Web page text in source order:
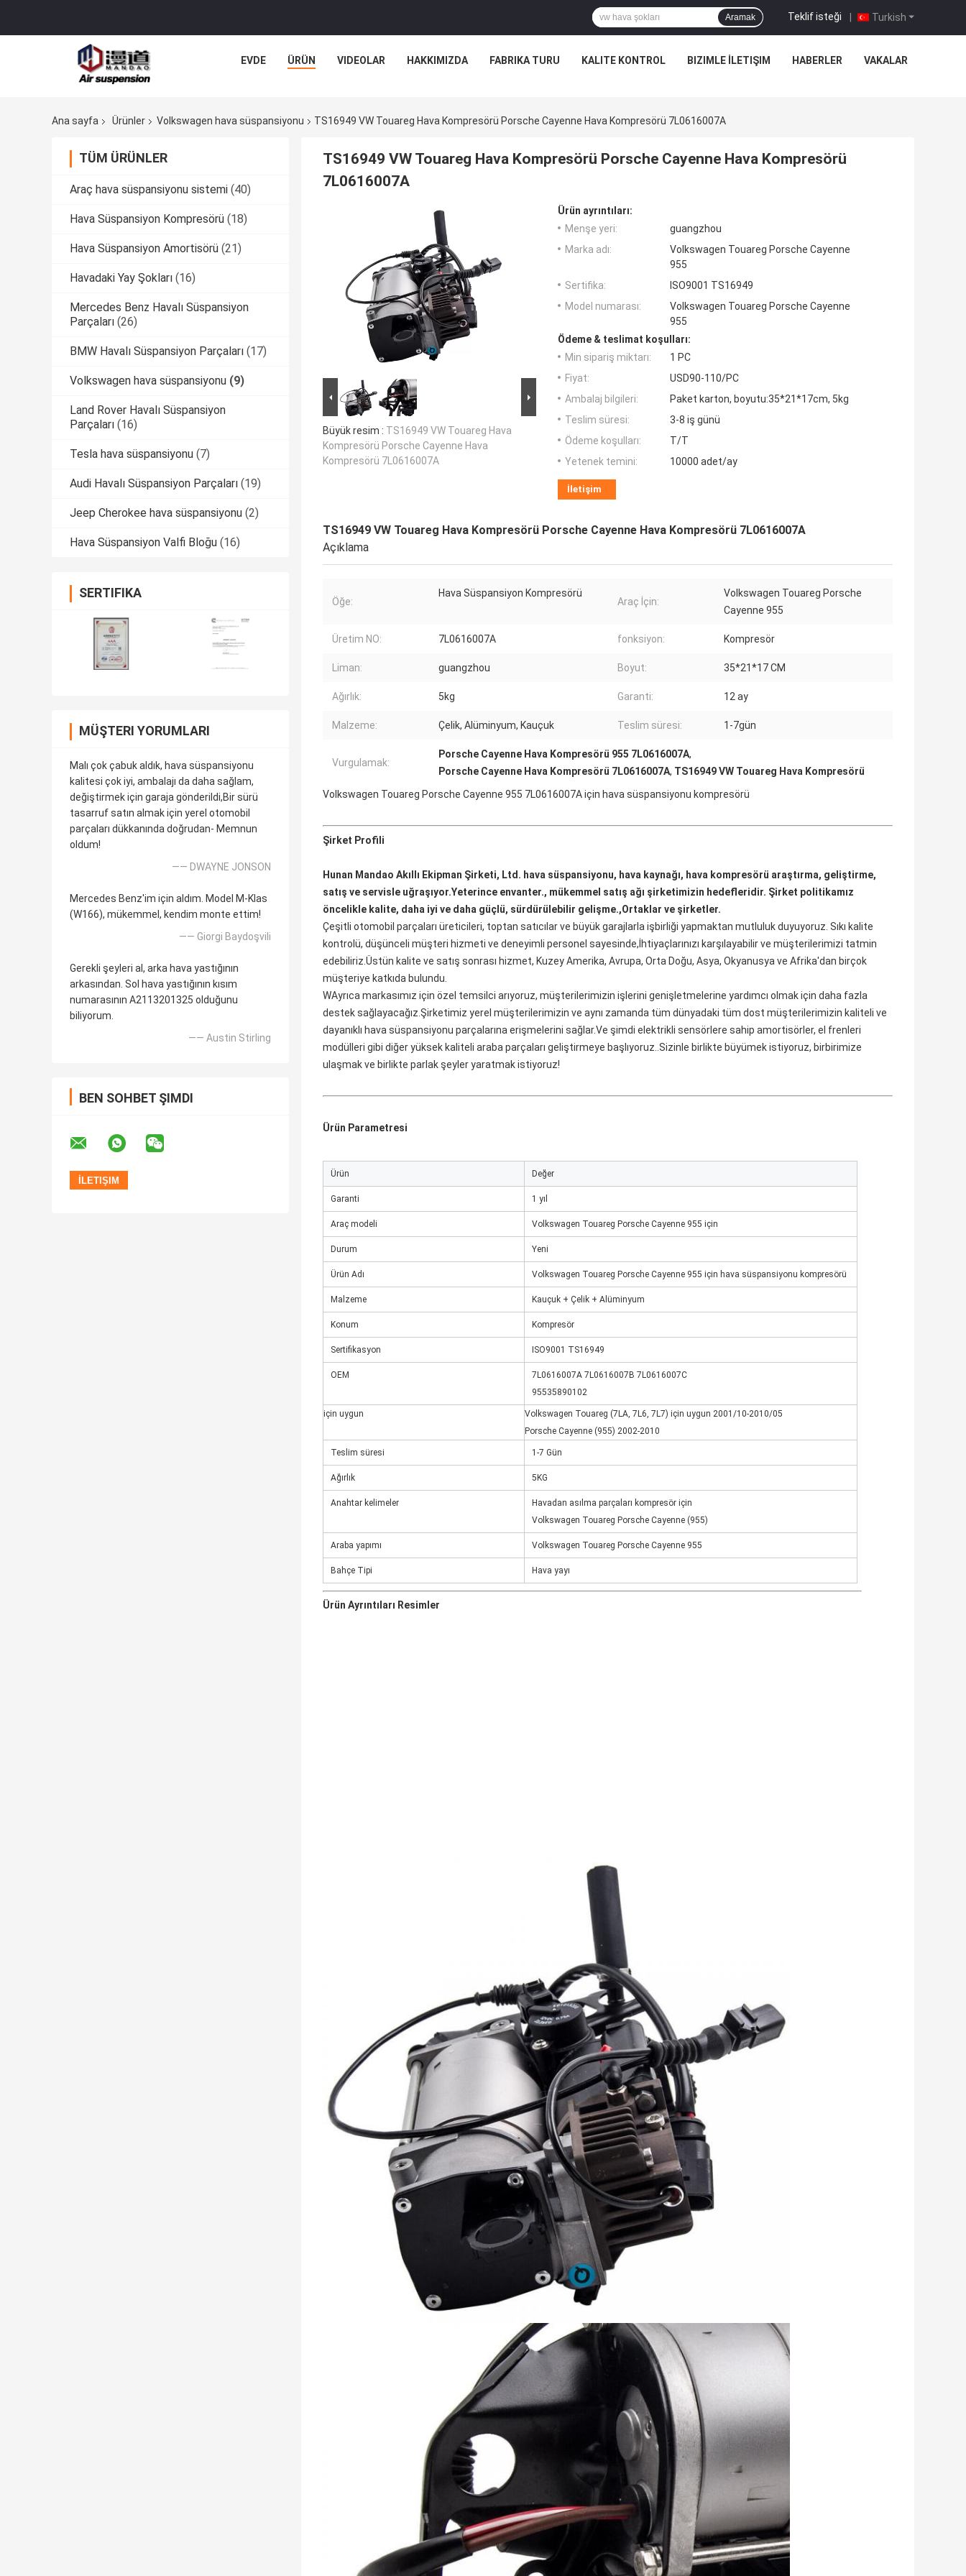
Turkish
Teklif isteği |
Aramak
EVDE ÜRÜN VIDEOLAR HAKKIMIZDA FABRIKA TURU KALITE KONTROL BIZIMLE İLETIŞIM HABERLER VAKALAR
Ana sayfa Ürünler Volkswagen hava süspansiyonu TS16949 VW Touareg Hava Kompresörü Porsche Cayenne Hava Kompresörü 7L0616007A
TÜM ÜRÜNLER
Araç hava süspansiyonu sistemi (40)
Hava Süspansiyon Kompresörü (18)
Hava Süspansiyon Amortisörü (21)
Havadaki Yay Şokları (16)
Mercedes Benz Havalı Süspansiyon
Parçaları (26)
BMW Havalı Süspansiyon Parçaları (17)
Volkswagen hava süspansiyonu (9)
Land Rover Havalı Süspansiyon
Parçaları (16)
Tesla hava süspansiyonu (7)
Audi Havalı Süspansiyon Parçaları (19)
Jeep Cherokee hava süspansiyonu (2)
Hava Süspansiyon Valfi Bloğu (16)
SERTIFIKA
MÜŞTERI YORUMLARI
Malı çok çabuk aldık, hava süspansiyonu
kalitesi çok iyi, ambalajı da daha sağlam,
değiştirmek için garaja gönderildi,Bir sürü
tasarruf satın almak için yerel otomobil
parçaları dükkanında doğrudan- Memnun
oldum!
—— DWAYNE JONSON
Mercedes Benz'im için aldım. Model M-Klas
(W166), mükemmel, kendim monte ettim!
—— Giorgi Baydoşvili
Gerekli şeyleri al, arka hava yastığının
arkasından. Sol hava yastığının kısım
numarasının A2113201325 olduğunu
biliyorum.
—— Austin Stirling
BEN SOHBET ŞIMDI
TS16949 VW Touareg Hava Kompresörü Porsche Cayenne Hava Kompresörü
7L0616007A
Büyük resim : TS16949 VW Touareg Hava
Kompresörü Porsche Cayenne Hava
Kompresörü 7L0616007A
Ürün ayrıntıları:
Menşe yeri:
guangzhou
Marka adı:
Volkswagen Touareg Porsche Cayenne
955
Sertifika:
ISO9001 TS16949
Model numarası:
Volkswagen Touareg Porsche Cayenne
955
Ödeme & teslimat koşulları:
Min sipariş miktarı:
1 PC
Fiyat:
USD90-110/PC
Ambalaj bilgileri:
Paket karton, boyutu:35*21*17cm, 5kg
Teslim süresi:
3-8 iş günü
Ödeme koşulları:
T/T
Yetenek temini:
10000 adet/ay
İletişim
TS16949 VW Touareg Hava Kompresörü Porsche Cayenne Hava Kompresörü 7L0616007A
Açıklama
Öğe:
Hava Süspansiyon Kompresörü
Araç İçin:
Volkswagen Touareg Porsche
Cayenne 955
Üretim NO: 7L0616007A fonksiyon: Kompresör
Liman: guangzhou Boyut: 35*21*17 CM
Ağırlık: 5kg Garanti: 12 ay
Malzeme: Çelik, Alüminyum, Kauçuk Teslim süresi: 1-7gün
Vurgulamak:
Porsche Cayenne Hava Kompresörü 955 7L0616007A,
Porsche Cayenne Hava Kompresörü 7L0616007A, TS16949 VW Touareg Hava Kompresörü
Volkswagen Touareg Porsche Cayenne 955 7L0616007A için hava süspansiyonu kompresörü
Şirket Profili
Hunan Mandao Akıllı Ekipman Şirketi, Ltd. hava süspansiyonu, hava kaynağı, hava kompresörü araştırma, geliştirme,
satış ve servisle uğraşıyor.Yeterince envanter., mükemmel satış ağı şirketimizin hedefleridir. Şirket politikamız
öncelikle kalite, daha iyi ve daha güçlü, sürdürülebilir gelişme.,Ortaklar ve şirketler.
Çeşitli otomobil parçaları üreticileri, toptan satıcılar ve büyük garajlarla işbirliği yapmaktan mutluluk duyuyoruz. Sıkı kalite
kontrolü, düşünceli müşteri hizmeti ve deneyimli personel sayesinde,İhtiyaçlarınızı karşılayabilir ve müşterilerimizi tatmin
edebiliriz.Üstün kalite ve satış sonrası hizmet, Kuzey Amerika, Avrupa, Orta Doğu, Asya, Okyanusya ve Afrika'dan birçok
müşteriye katkıda bulundu.
WAyrıca markasımız için özel temsilci arıyoruz, müşterilerimizin işlerini genişletmelerine yardımcı olmak için daha fazla
destek sağlayacağız.Şirketimiz yerel müşterilerimizin ve aynı zamanda tüm dünyadaki tüm dost müşterilerimizin kaliteli ve
dayanıklı hava süspansiyonu parçalarına erişmelerini sağlar.Ve şimdi elektrikli sensörlere sahip amortisörler, el frenleri
modülleri gibi diğer yüksek kaliteli araba parçaları geliştirmeye başlıyoruz..Sizinle birlikte büyümek istiyoruz, birbirimize
ulaşmak ve birlikte parlak şeyler yaratmak istiyoruz!
Ürün Parametresi
Ürün Değer
Garanti 1 yıl
Araç modeli Volkswagen Touareg Porsche Cayenne 955 için
Durum Yeni
Ürün Adı Volkswagen Touareg Porsche Cayenne 955 için hava süspansiyonu kompresörü
Malzeme Kauçuk + Çelik + Alüminyum
Konum Kompresör
Sertifikasyon ISO9001 TS16949
OEM
7L0616007A 7L0616007B 7L0616007C
95535890102
için uygun
Volkswagen Touareg (7LA, 7L6, 7L7) için uygun 2001/10-2010/05
Porsche Cayenne (955) 2002-2010
Teslim süresi 1-7 Gün
Ağırlık 5KG
Anahtar kelimeler
Havadan asılma parçaları kompresör için
Volkswagen Touareg Porsche Cayenne (955)
Araba yapımı Volkswagen Touareg Porsche Cayenne 955
Bahçe Tipi Hava yayı
Ürün Ayrıntıları Resimler